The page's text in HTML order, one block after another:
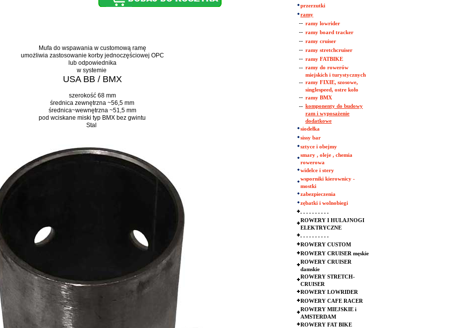
Mufa do wspawania w customową ramę
umożliwia zastosowanie korby jednoczęściowej OPC
lub odpowiednika
w systemie
USA BB / BMX
szerokość 68 mm
średnica zewnętrzna ~56,5 mm
średnica~wewnętrzna ~51,5 mm
pod wciskane miski typ BMX bez gwintu
Stal
przerzutki
ramy
-- ramy lowrider
-- ramy board tracker
-- ramy cruiser
-- ramy stretchcruiser
-- ramy FATBIKE
-- ramy do rowerów
miejskich i turystycznych
-- ramy FIXIE, szosowe,
singlespeed, ostre koło
-- ramy BMX
-- komponenty do budowy
ram i wyposażenie
dodatkowe
siodełka
sissy bar
sztyce i obejmy
smary , oleje , chemia
rowerowa
widelce i stery
wsporniki kierownicy -
mostki
zabezpieczenia
zębatki i wolnobiegi
. . . . . . . . . .
ROWERY I HULAJNOGI
ELEKTRYCZNE
. . . . . . . . . .
ROWERY CUSTOM
ROWERY CRUISER męskie
ROWERY CRUISER
damskie
ROWERY STRETCH-
CRUISER
ROWERY LOWRIDER
ROWERY CAFE RACER
ROWERY MIEJSKIE i
AMSTERDAM
ROWERY FAT BIKE